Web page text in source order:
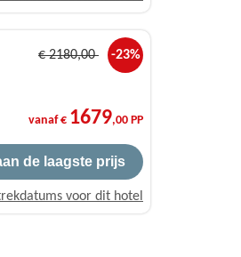
€2180,00 -23%
vanaf € 1679,00 PP
de laagste prijs
voor dit hotel